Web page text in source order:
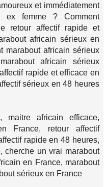
et immédiatement
ex femme ? Comment
retour affectif rapide et
africain sérieux en
marabout africain sérieux
africain sérieux
rapide et efficace en
sérieux en 48 heures
maitre africain efficace,
France, retour affectif
rapide en 48 heures,
cherche un vrai marabout
en France, marabout
sérieux en France